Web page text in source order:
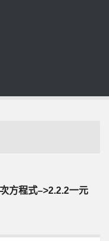
方程式–>2.2.2一元